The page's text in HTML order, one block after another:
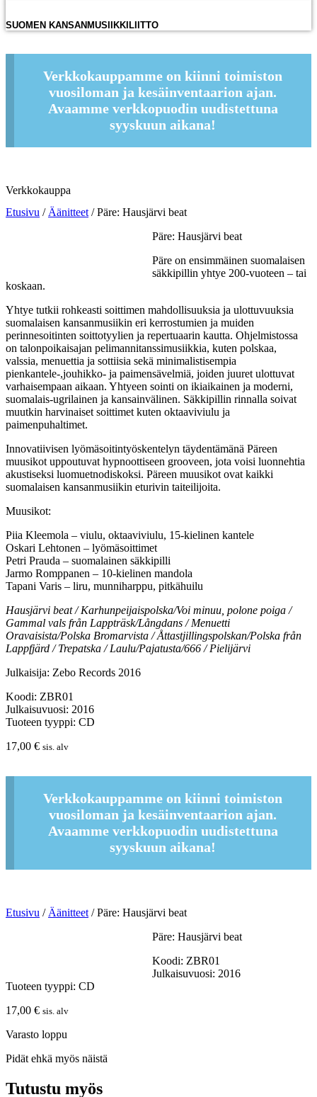
SUOMEN KANSANMUSIIKKILIITTO
Verkkokauppamme on kiinni toimiston
vuosiloman ja kesäinventaarion ajan.
Avaamme verkkopuodin uudistettuna
syyskuun aikana!
Verkkokauppa
Etusivu / Äänitteet / Päre: Hausjärvi beat
Päre: Hausjärvi beat
Päre on ensimmäinen suomalaisen
säkkipillin yhtye 200-vuoteen – tai
koskaan.
Yhtye tutkii rohkeasti soittimen mahdollisuuksia ja ulottuvuuksia
suomalaisen kansanmusiikin eri kerrostumien ja muiden
perinnesoitinten soittotyylien ja repertuaarin kautta. Ohjelmistossa
on talonpoikaisajan pelimannitanssimusiikkia, kuten polskaa,
valssia, menuettia ja sottiisia sekä minimalistisempia
pienkantele-,jouhikko- ja paimensävelmiä, joiden juuret ulottuvat
varhaisempaan aikaan. Yhtyeen sointi on ikiaikainen ja moderni,
suomalais-ugrilainen ja kansainvälinen. Säkkipillin rinnalla soivat
muutkin harvinaiset soittimet kuten oktaaviviulu ja
paimenpuhaltimet.
Innovatiivisen lyömäsoitintyöskentelyn täydentämänä Päreen
muusikot uppoutuvat hypnoottiseen grooveen, jota voisi luonnehtia
akustiseksi luomuetnodiskoksi. Päreen muusikot ovat kaikki
suomalaisen kansanmusiikin eturivin taiteilijoita.
Muusikot:
Piia Kleemola – viulu, oktaaviviulu, 15-kielinen kantele
Oskari Lehtonen – lyömäsoittimet
Petri Prauda – suomalainen säkkipilli
Jarmo Romppanen – 10-kielinen mandola
Tapani Varis – liru, munniharppu, pitkähuilu
Hausjärvi beat / Karhunpeijaispolska/Voi minuu, polone poiga /
Gammal vals från Lappträsk/Långdans / Menuetti
Oravaisista/Polska Bromarvista / Åttastjillingspolskan/Polska från
Lappfjärd / Trepatska / Laulu/Pajatusta/666 / Pielijärvi
Julkaisija: Zebo Records 2016
Koodi: ZBR01
Julkaisuvuosi: 2016
Tuoteen tyyppi: CD
17,00 € sis. alv
Verkkokauppamme on kiinni toimiston
vuosiloman ja kesäinventaarion ajan.
Avaamme verkkopuodin uudistettuna
syyskuun aikana!
Etusivu / Äänitteet / Päre: Hausjärvi beat
Päre: Hausjärvi beat
Koodi: ZBR01
Julkaisuvuosi: 2016
Tuoteen tyyppi: CD
17,00 € sis. alv
Varasto loppu
Pidät ehkä myös näistä
Tutustu myös